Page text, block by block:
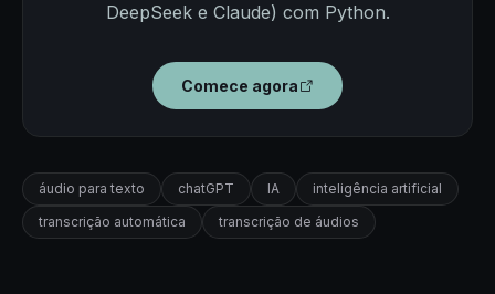
DeepSeek e Claude) com Python.
Comece agora
áudio para texto chatGPT IA
inteligência artificial
transcrição automática
transcrição de áudios